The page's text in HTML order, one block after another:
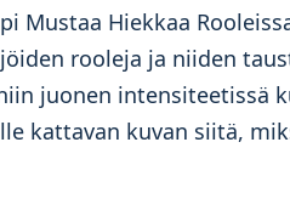
Mustaa Hiekkaa
rooleja ja niiden
juonen intensiteetissä
kattavan kuvan siitä,